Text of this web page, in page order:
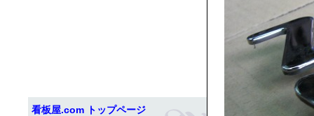
看板屋.com トップページ